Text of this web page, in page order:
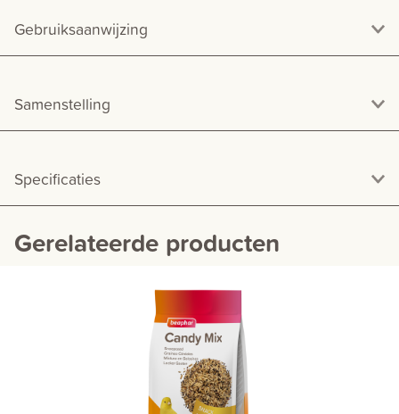
Gebruiksaanwijzing
Samenstelling
Specificaties
Gerelateerde producten